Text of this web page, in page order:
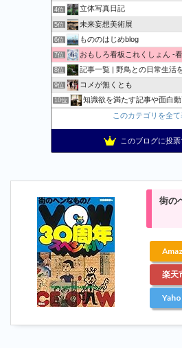
4位 立体写真日記
5位 未来妄想美術展
6位 もののはじめblog
7位 おもしろ看板これくしょん -
8位 記事一覧 | 野鳥との日常生活
9位 コメが無くとも
10位 知識欲を満たす記事や面白
おもしろ・ビックリ画像集
12位 スマフォカメラで面白・綺
想いのままに。 スマフォ
このカテゴリを全て
このブログに投票
街の
楽天